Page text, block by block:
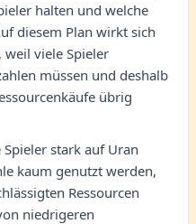
halten und welche
diesem Plan wirkt sich
weil viele Spieler
müssen und deshalb
übrig
stark auf Uran
kaum genutzt werden,
Ressourcen
niedrigeren